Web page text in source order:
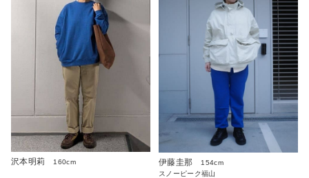
沢本明莉 160cm 伊藤圭那
154cm
スノーピーク福山